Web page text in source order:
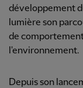
développement
lumière son
de
l'environnement.
Depuis son